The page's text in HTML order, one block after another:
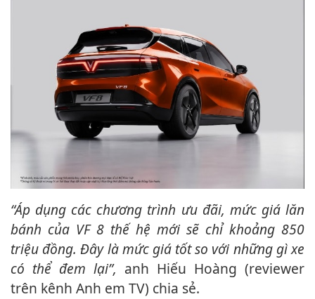
“Áp dụng các chương trình ưu đãi, mức giá lăn
bánh của VF 8 thế hệ mới sẽ chỉ khoảng 850
triệu đồng. Đây là mức giá tốt so với những gì xe
có thể đem lại”, anh Hiếu Hoàng (reviewer
trên kênh Anh em TV) chia sẻ.